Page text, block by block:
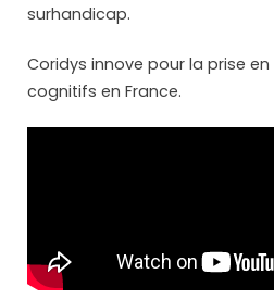
surhandicap.
Coridys innove pour la prise
cognitifs en France.